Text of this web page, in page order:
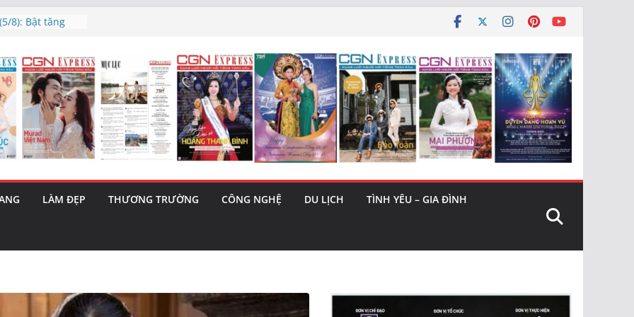
8): Bật tăng
triết lý sống
mai”
phiên tăng
– 1 Cơ hội
cùng MTH
LÀM ĐẸP THƯƠNG TRƯỜNG CÔNG NGHỆ DU LỊCH TÌNH YÊU – GIA ĐÌNH